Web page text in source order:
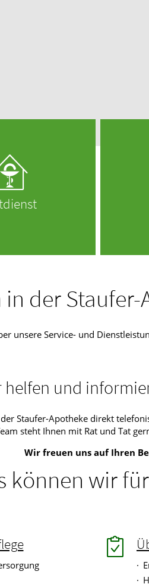
der
unsere Service- und
helfen und
Staufer-Apotheke direkt
steht Ihnen mit Rat und Tat
Wir freuen uns auf Ihren
können wir